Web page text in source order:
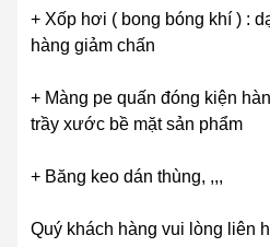
+ Xốp hơi ( bong bóng khí ) :
hàng giảm chấn
+ Màng pe quấn đóng kiện
trầy xước bề mặt sản phẩm
+ Băng keo dán thùng, ,,,
Quý khách hàng vui lòng liên